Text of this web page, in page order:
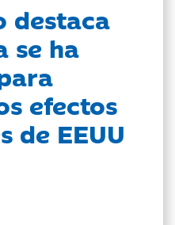
destaca
se ha
efectos
de EEUU